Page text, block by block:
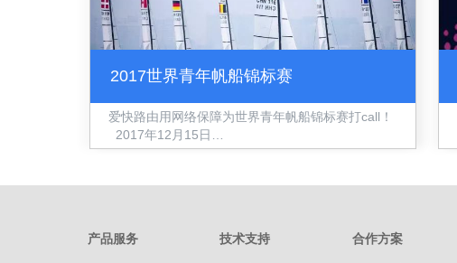
2017世界青年帆船锦标赛
爱快路由用网络保障为世界青年帆船锦标赛打call！
2017年12月15日…
产品服务 技术支持 合作方案